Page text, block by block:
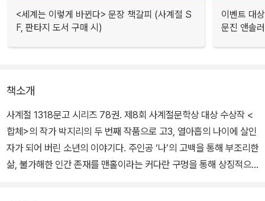
<세계는 이렇게 바뀐다> 문장 책갈피 (사계절 S
F, 판타지 도서 구매 시)
이벤트 대
문진 앤솔
책소개
사계절 1318문고 시리즈 78권. 제8회 사계절문학상 대상 수상작 <
합체>의 작가 박지리의 두 번째 작품으로 고3, 열아홉의 나이에 살인
자가 되어 버린 소년의 이야기다. 주인공 ‘나’의 고백을 통해 부조리한
삶, 불가해한 인간 존재를 맨홀이라는 커다란 구멍을 통해 상징적으